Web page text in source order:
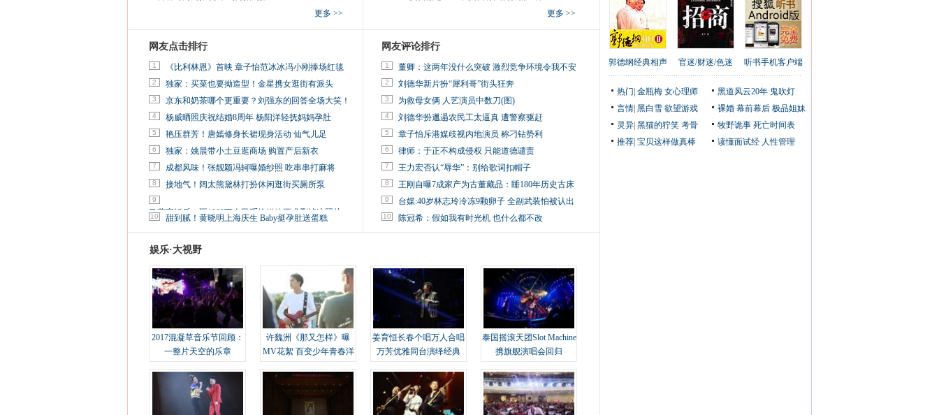
更多 >>
更多 >>
网友点击排行
1 《比利林恩》首映 章子怡范冰冰冯小刚捧场红毯
2 独家：买菜也要拗造型！金星携女逛街有派头
3 京东和奶茶哪个更重要？刘强东的回答全场大笑！
4 杨威晒照庆祝结婚8周年 杨阳洋轻抚妈妈孕肚
5 艳压群芳！唐嫣修身长裙现身活动 仙气儿足
6 独家：姚晨带小土豆逛商场 购置产后新衣
7 成都风味！张靓颖冯轲曝婚纱照 吃串串打麻将
8 接地气！阔太熊黛林打扮休闲逛街买厕所泵
9
马蓉离婚后，砸1000万人民币给媒体要求删掉这照片
10 甜到腻！黄晓明上海庆生 Baby挺孕肚送蛋糕
网友评论排行
1 董卿：这两年没什么突破 激烈竞争环境令我不安
2 刘德华新片扮“犀利哥”街头狂奔
3 为救母女俩 人艺演员中数刀(图)
4 刘德华扮邋遢农民工太逼真 遭警察驱赶
5 章子怡斥港媒歧视内地演员 称刁钻势利
6 律师：于正不构成侵权 只能道德谴责
7 王力宏否认“辱华”：别给歌词扣帽子
8 王刚自曝7成家产为古董藏品：睡180年历史古床
9 台媒:40岁林志玲冷冻9颗卵子 全副武装怕被认出
10 陈冠希：假如我有时光机 也什么都不改
娱乐·大视野
2017混凝草音乐节回顾：
一整片天空的乐章
许魏洲《那又怎样》曝
MV花絮 百变少年青春洋
姜育恒长春个唱万人合唱
万芳优雅同台演绎经典
泰国摇滚天团Slot Machine
携旗舰演唱会回归
郭德纲经典相声 官迷/财迷/色迷 听书手机客户端
热门 金瓶梅 女心理师 黑道风云20年 鬼吹灯
言情 黑白雪 欲望游戏 裸婚 幕前幕后 极品姐妹
灵异 黑猫的狞笑 考骨 牧野诡事 死亡时间表
推荐 宝贝这样做真棒 读懂面试经 人性管理